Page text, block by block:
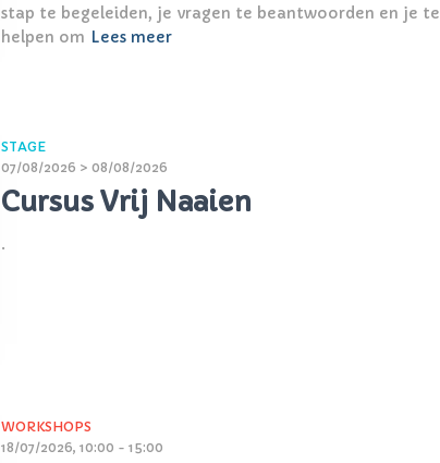
stap te begeleiden, je vragen te beantwoorden en je te
helpen om Lees meer
STAGE
07/08/2026 > 08/08/2026
Cursus Vrij Naaien
.
WORKSHOPS
18/07/2026, 10:00 - 15:00